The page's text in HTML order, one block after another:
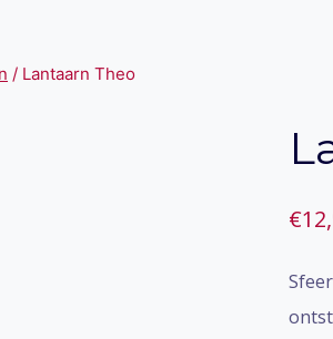
/ Lantaarn Theo
€